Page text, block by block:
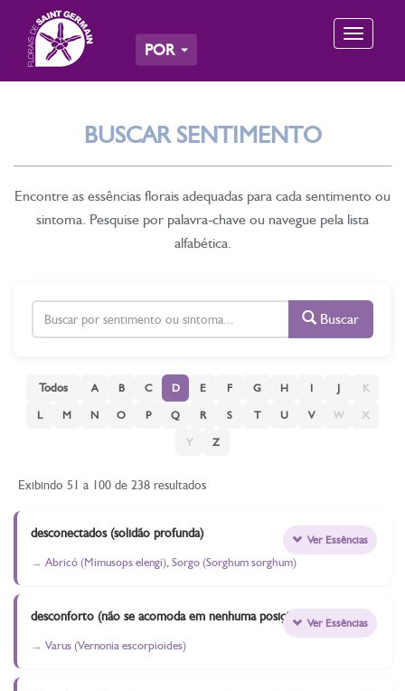
Toggle
POR
BUSCAR SENTIMENTO
Encontre as essências florais adequadas para cada sentimento ou
sintoma. Pesquise por palavra-chave ou navegue pela lista
alfabética.
Buscar
Todos A B C D E F G H I J K
L M N O P Q R S T U V W X
Y Z
Exibindo 51 a 100 de 238 resultados
desconectados (solidão profunda)
Abricó (Mimusops elengi), Sorgo (Sorghum sorghum)
Ver Essências
desconforto (não se acomoda em nenhuma posição)
Varus (Vernonia escorpioides)
Ver Essências